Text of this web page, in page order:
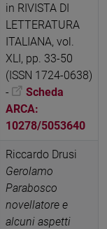
in RIVISTA DI
LETTERATURA
ITALIANA, vol.
XLI, pp. 33-50
(ISSN 1724-0638)
-
Scheda
ARCA:
10278/5053640
Riccardo Drusi
Gerolamo
Parabosco
novellatore e
alcuni aspetti